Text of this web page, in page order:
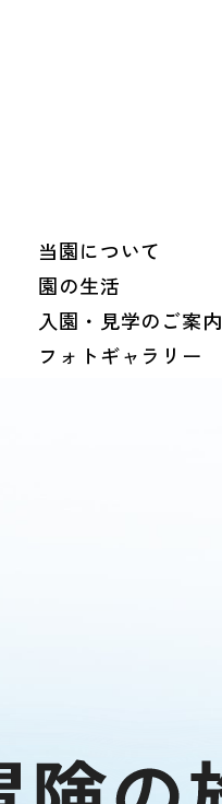
当園について
園の生活
入園・見学のご案内
フォトギャラリー